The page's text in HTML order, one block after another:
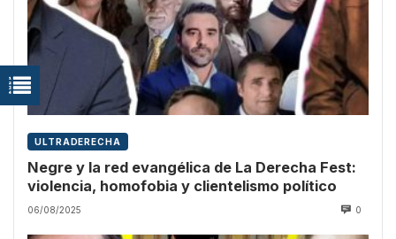
ULTRADERECHA
Negre y la red evangélica de La Derecha Fest:
violencia, homofobia y clientelismo político
06/08/2025 0